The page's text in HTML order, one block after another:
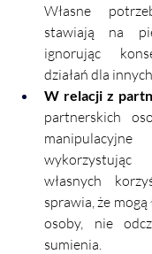
Własne
stawiają na
ignorując
działań dla innych.
W relacji z
partnerskich
własnych
sprawia, że
osoby, nie
sumienia.